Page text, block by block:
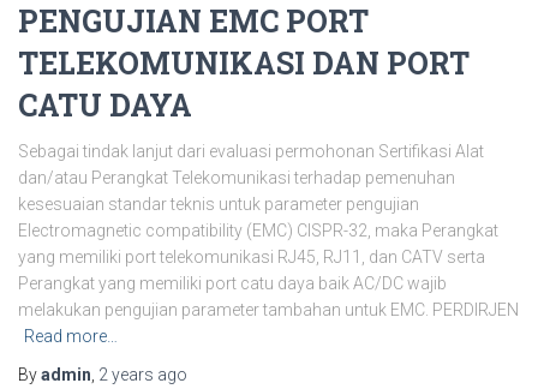
PENGUJIAN EMC PORT
TELEKOMUNIKASI DAN PORT
CATU DAYA
Sebagai tindak lanjut dari evaluasi permohonan Sertifikasi Alat
dan/atau Perangkat Telekomunikasi terhadap pemenuhan
kesesuaian standar teknis untuk parameter pengujian
Electromagnetic compatibility (EMC) CISPR-32, maka Perangkat
yang memiliki port telekomunikasi RJ45, RJ11, dan CATV serta
⁠Perangkat yang memiliki port catu daya baik AC/DC wajib
melakukan pengujian parameter tambahan untuk EMC. PERDIRJEN
Read more…
Byadmin 2 years ago